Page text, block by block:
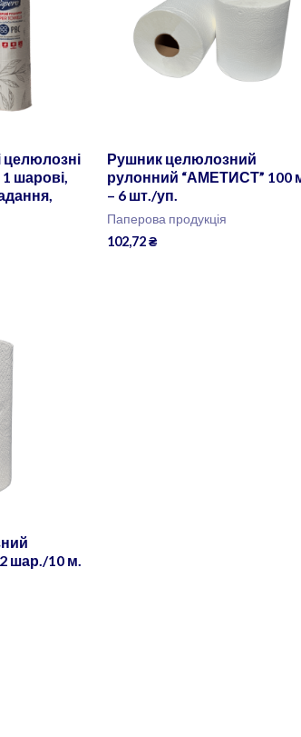
целюлозні
шарові,
Рушник целюлозний
рулонний “АМЕТИСТ” 100
– 6 шт./уп.
Паперова продукція
102,72₴
шар./10 м.